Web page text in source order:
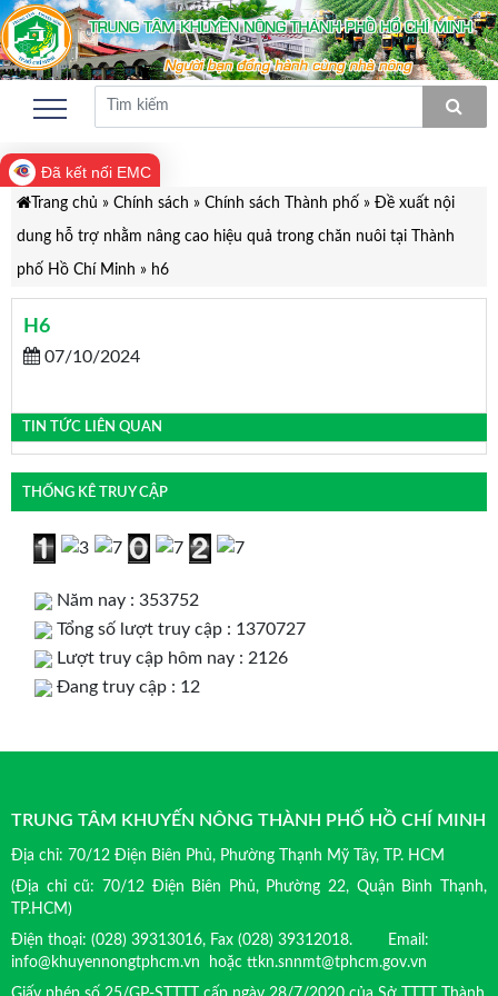
Đã kết nối EMC
Trang chủ » Chính sách » Chính sách Thành phố» Đề xuất nội
dung hỗ trợ nhằm nâng cao hiệu quả trong chăn nuôi tại Thành
phố Hồ Chí Minh » h6
H6
07/10/2024
TIN TỨC LIÊN QUAN
THỐNG KÊ TRUY CẬP
Năm nay : 353752
Tổng số lượt truy cập : 1370727
Lượt truy cập hôm nay : 2126
Đang truy cập : 12
TRUNG TÂM KHUYẾN NÔNG THÀNH PHỐ HỒ CHÍ MINH
Địa chỉ: 70/12 Điện Biên Phủ, Phường Thạnh Mỹ Tây, TP. HCM
(Địa chỉ cũ: 70/12 Điện Biên Phủ, Phường 22, Quận Bình Thạnh,
TP.HCM)
Điện thoại: (028) 39313016, Fax (028) 39312018. Email:
info@khuyennongtphcm.vn hoặc ttkn.snnmt@tphcm.gov.vn